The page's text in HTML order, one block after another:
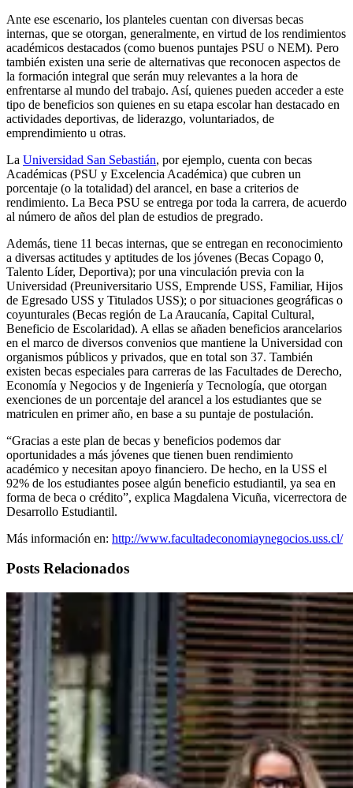
Ante ese escenario, los planteles cuentan con diversas becas
internas, que se otorgan, generalmente, en virtud de los rendimientos
académicos destacados (como buenos puntajes PSU o NEM). Pero
también existen una serie de alternativas que reconocen aspectos de
la formación integral que serán muy relevantes a la hora de
enfrentarse al mundo del trabajo. Así, quienes pueden acceder a este
tipo de beneficios son quienes en su etapa escolar han destacado en
actividades deportivas, de liderazgo, voluntariados, de
emprendimiento u otras.
La Universidad San Sebastián, por ejemplo, cuenta con becas
Académicas (PSU y Excelencia Académica) que cubren un
porcentaje (o la totalidad) del arancel, en base a criterios de
rendimiento. La Beca PSU se entrega por toda la carrera, de acuerdo
al número de años del plan de estudios de pregrado.
Además, tiene 11 becas internas, que se entregan en reconocimiento
a diversas actitudes y aptitudes de los jóvenes (Becas Copago 0,
Talento Líder, Deportiva); por una vinculación previa con la
Universidad (Preuniversitario USS, Emprende USS, Familiar, Hijos
de Egresado USS y Titulados USS); o por situaciones geográficas o
coyunturales (Becas región de La Araucanía, Capital Cultural,
Beneficio de Escolaridad). A ellas se añaden beneficios arancelarios
en el marco de diversos convenios que mantiene la Universidad con
organismos públicos y privados, que en total son 37. También
existen becas especiales para carreras de las Facultades de Derecho,
Economía y Negocios y de Ingeniería y Tecnología, que otorgan
exenciones de un porcentaje del arancel a los estudiantes que se
matriculen en primer año, en base a su puntaje de postulación.
“Gracias a este plan de becas y beneficios podemos dar
oportunidades a más jóvenes que tienen buen rendimiento
académico y necesitan apoyo financiero. De hecho, en la USS el
92% de los estudiantes posee algún beneficio estudiantil, ya sea en
forma de beca o crédito”, explica Magdalena Vicuña, vicerrectora de
Desarrollo Estudiantil.
Más información en: http://www.facultadeconomiaynegocios.uss.cl/
Posts Relacionados